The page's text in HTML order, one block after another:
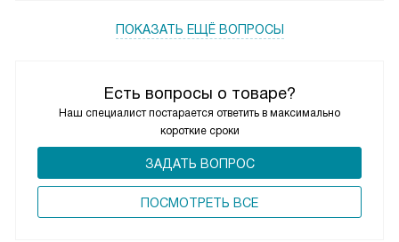
Есть вопросы о товаре?
Наш специалист постарается ответить в максимально
короткие сроки
ЗАДАТЬ ВОПРОС
ПОCМОТРЕТЬ ВСЕ
ПОКАЗАТЬ ЕЩЁ ВОПРОСЫ